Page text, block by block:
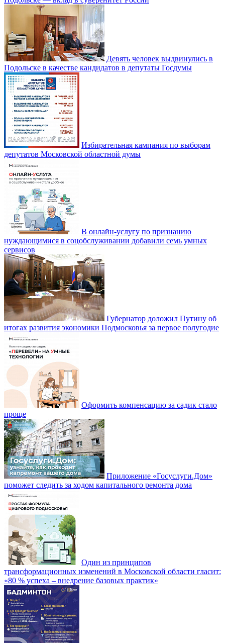
Девять человек выдвинулись в
Подольске в качестве кандидатов в депутаты Госдумы
Избирательная кампания по выборам
депутатов Московской областной думы
В онлайн-услугу по признанию
нуждающимися в соцобслуживании добавили семь умных
сервисов
Губернатор доложил Путину об
итогах развития экономики Подмосковья за первое полугодие
Оформить компенсацию за садик стало
проще
Приложение «Госуслуги.Дом»
поможет следить за ходом капитального ремонта дома
Один из принципов
трансформационных изменений в Московской области гласит:
«80 % успеха – внедрение базовых практик»